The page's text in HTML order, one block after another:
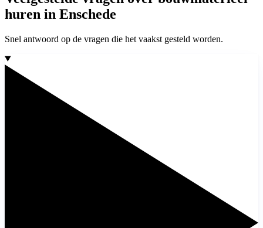
huren in Enschede
Snel antwoord op de vragen die het vaakst gesteld worden.